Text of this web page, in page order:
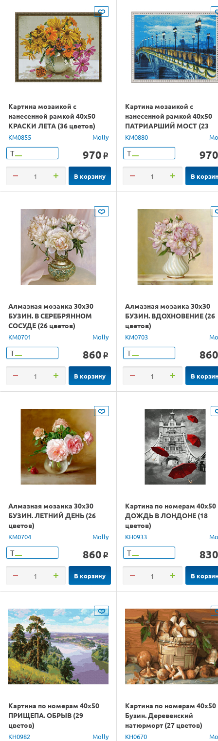
Картина мозаикой с
нанесенной рамкой 40х50
КРАСКИ ЛЕТА (36 цветов)
KM0855 Molly
Т 970 o
В корзину
Картина мозаикой с
нанесенной рамкой 40х50
ПАТРИАРШИЙ МОСТ (23
цвета)
KM0880
Т 970
В
Алмазная мозаика 30х30
БУЗИН. В СЕРЕБРЯННОМ
СОСУДЕ (26 цветов)
KM0701 Molly
Т 860 o
В корзину
Алмазная мозаика 30х30
БУЗИН. ВДОХНОВЕНИЕ (26
цветов)
KM0703
Т 860
В
Алмазная мозаика 30х30
БУЗИН. ЛЕТНИЙ ДЕНЬ (26
цветов)
KM0704 Molly
Т 860 o
В корзину
Картина по номерам 40х50
ДОЖДЬ В ЛОНДОНЕ (18
цветов)
KH0933
Т 830
В
Картина по номерам 40х50
ПРИЩЕПА. ОБРЫВ (29
цветов)
KH0982 Molly
Картина по номерам 40х50
Бузин. Деревенский
натюрморт (27 цветов)
KH0670